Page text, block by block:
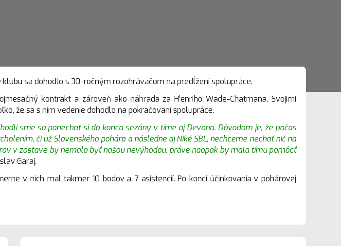
sa dohodlo s 30-ročným rozohrávačom na predĺžení spolupráce.
kontrakt a zároveň ako náhrada za H’enriho Wade-Chatmana. Svojimi
že sa s ním vedenie dohodlo na pokračovaní spolupráce.
sme sa ponechať si do konca sezóny v tíme aj Devona. Dôvodom je, že počas
či už Slovenského pohára a následne aj Niké SBL, nechceme nechať nič na
v zostave by nemala byť našou nevýhodou, práve naopak by mala tímu pomôcť
Garaj.
v nich mal takmer 10 bodov a 7 asistencií. Po konci účinkovania v pohárovej